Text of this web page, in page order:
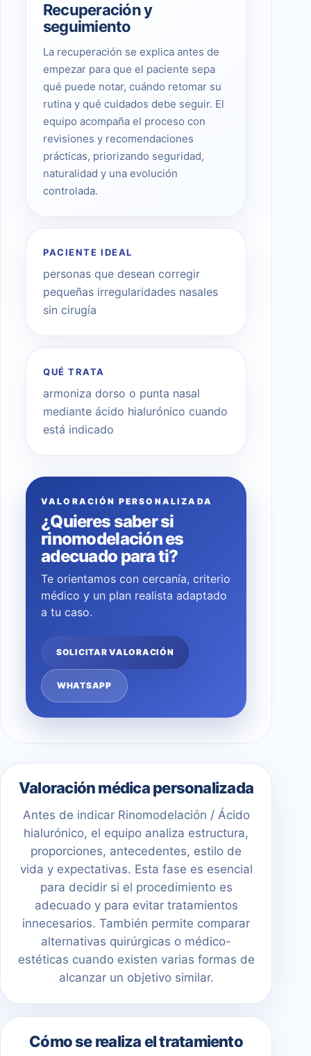
Recuperación y
seguimiento
La recuperación se explica antes de
empezar para que el paciente sepa
qué puede notar, cuándo retomar su
rutina y qué cuidados debe seguir. El
equipo acompaña el proceso con
revisiones y recomendaciones
prácticas, priorizando seguridad,
naturalidad y una evolución
controlada.
PACIENTE IDEAL
personas que desean corregir
pequeñas irregularidades nasales
sin cirugía
QUÉ TRATA
armoniza dorso o punta nasal
mediante ácido hialurónico cuando
está indicado
VALORACIÓN PERSONALIZADA
¿Quieres saber si
rinomodelación es
adecuado para ti?
Te orientamos con cercanía, criterio
médico y un plan realista adaptado
a tu caso.
SOLICITAR VALORACIÓN
WHATSAPP
Valoración médica personalizada
Antes de indicar Rinomodelación / Ácido
hialurónico, el equipo analiza estructura,
proporciones, antecedentes, estilo de
vida y expectativas. Esta fase es esencial
para decidir si el procedimiento es
adecuado y para evitar tratamientos
innecesarios. También permite comparar
alternativas quirúrgicas o médico-
estéticas cuando existen varias formas de
alcanzar un objetivo similar.
Cómo se realiza el tratamiento